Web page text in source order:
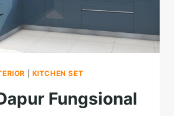
KITCHEN SET
Fungsional